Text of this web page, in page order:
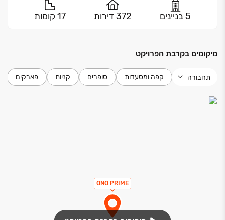
5 בניינים 372 דירות 17 קומות
מיקומים בקרבת הפרויקט
תחבורה קפה ומסעדות סופרים קניות פארקים
ONO PRIME